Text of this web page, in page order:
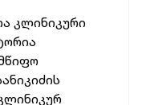
კლინიკური